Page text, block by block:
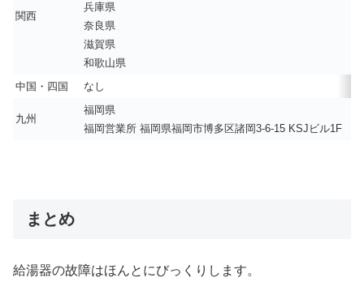
関西
兵庫県
奈良県
滋賀県
和歌山県
中国・四国
なし
九州
福岡県
福岡営業所 福岡県福岡市博多区諸岡3-6-15 KSJビル1F
まとめ
給湯器の故障はほんとにびっくりします。